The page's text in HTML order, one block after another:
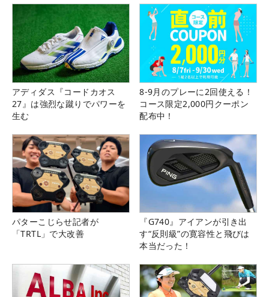
アディダス『コードカオス
27』は強烈な蹴りでパワーを
生む
8-9月のプレーに2回使える！
コース限定2,000円クーポン
配布中！
パターこじらせ記者が
「TRTL」で大改善
『G740』アイアンが引き出
す“反則級”の寛容性と飛びは
本当だった！